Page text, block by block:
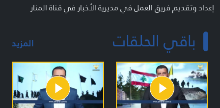
إعداد وتقديم فريق العمل في مديرية الأخبار في قناة المنار
باقي الحلقات المزيد